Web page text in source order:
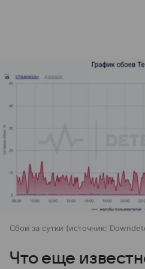
Сбои за сутки источник:
Что еще